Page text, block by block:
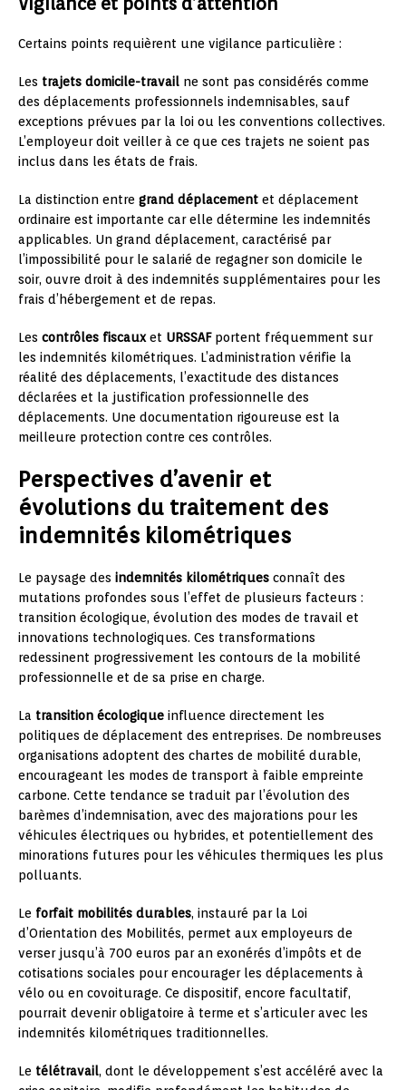
Certains points requièrent une vigilance particulière :
Les trajets domicile-travail ne sont pas considérés comme
des déplacements professionnels indemnisables, sauf
exceptions prévues par la loi ou les conventions collectives.
L’employeur doit veiller à ce que ces trajets ne soient pas
inclus dans les états de frais.
La distinction entre grand déplacement et déplacement
ordinaire est importante car elle détermine les indemnités
applicables. Un grand déplacement, caractérisé par
l’impossibilité pour le salarié de regagner son domicile le
soir, ouvre droit à des indemnités supplémentaires pour les
frais d’hébergement et de repas.
Les contrôles fiscauxet URSSAFportent fréquemment sur
les indemnités kilométriques. L’administration vérifie la
réalité des déplacements, l’exactitude des distances
déclarées et la justification professionnelle des
déplacements. Une documentation rigoureuse est la
meilleure protection contre ces contrôles.
Perspectives d’avenir et
évolutions du traitement des
indemnités kilométriques
Le paysage des indemnités kilométriques connaît des
mutations profondes sous l’effet de plusieurs facteurs :
transition écologique, évolution des modes de travail et
innovations technologiques. Ces transformations
redessinent progressivement les contours de la mobilité
professionnelle et de sa prise en charge.
La transition écologique influence directement les
politiques de déplacement des entreprises. De nombreuses
organisations adoptent des chartes de mobilité durable,
encourageant les modes de transport à faible empreinte
carbone. Cette tendance se traduit par l’évolution des
barèmes d’indemnisation, avec des majorations pour les
véhicules électriques ou hybrides, et potentiellement des
minorations futures pour les véhicules thermiques les plus
polluants.
Le forfait mobilités durables, instauré par la Loi
d’Orientation des Mobilités, permet aux employeurs de
verser jusqu’à 700 euros par an exonérés d’impôts et de
cotisations sociales pour encourager les déplacements à
vélo ou en covoiturage. Ce dispositif, encore facultatif,
pourrait devenir obligatoire à terme et s’articuler avec les
indemnités kilométriques traditionnelles.
Le télétravail, dont le développement s’est accéléré avec la